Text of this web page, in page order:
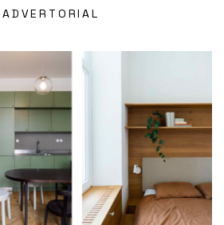
ADVERTORIAL